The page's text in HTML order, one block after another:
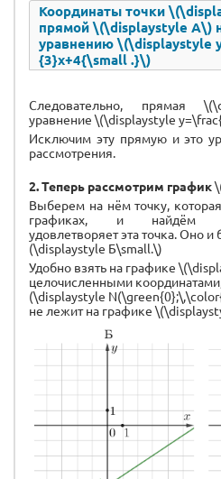
Координаты точки
прямой \(\displaystyle А\)
уравнению \(\displaystyle
{3}x+4{\small .}\)
Следовательно, прямая
уравнение \(\displaystyle
Исключим эту прямую и это
рассмотрения.
2.Теперь рассмотрим график
Выберем на нём точку,
графиках, и найдём
удовлетворяет эта точка. Оно
(\displaystyle Б\small.\)
Удобно взять на графике
целочисленными
(\displaystyle
не лежит на графике